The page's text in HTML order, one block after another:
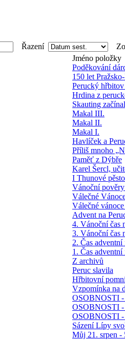
Řazení
Jméno položky
Poděkování
150 let
Perucký
Hrdina z
Skauting
Makal III.
Makal II.
Makal I.
Havlíček a
Příliš mnoho
Paměť z Dýbře
Karel Šercl,
I Thunové
Vánoční
Válečné
Válečné
Advent na
4. Vánoční čas
3. Vánoční čas
2. Čas
1. Čas
Z archivů
Peruc slavila
Hřbitovní
Vzpomínka na
OSOBNOSTI
OSOBNOSTI
OSOBNOSTI
Sázení Lípy
Můj 21. srpen -